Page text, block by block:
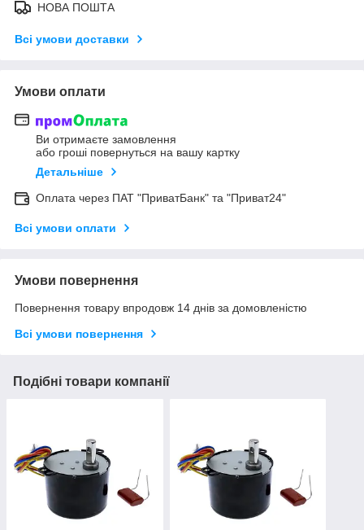
НОВА ПОШТА
Всі умови доставки
Умови оплати
Ви отримаєте замовлення
або гроші повернуться на вашу картку
Детальніше
Оплата через ПАТ "ПриватБанк" та "Приват24"
Всі умови оплати
Умови повернення
Повернення товару впродовж 14 днів за домовленістю
Всі умови повернення
Подібні товари компанії